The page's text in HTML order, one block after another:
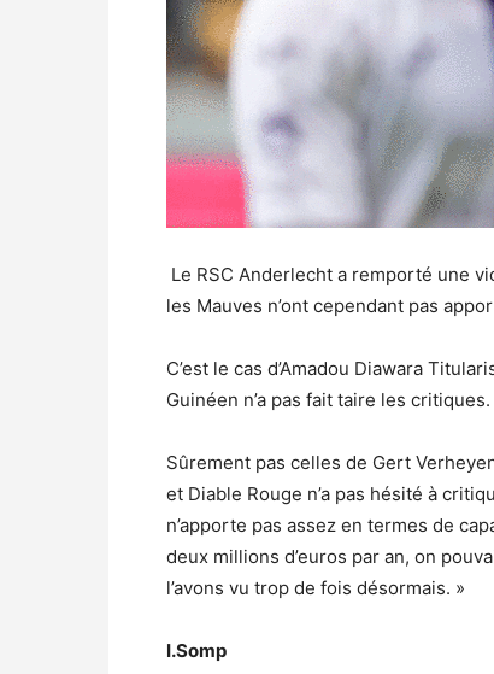
Le RSC Anderlecht a remporté une
les Mauves n’ont cependant pas
C’est le cas d’Amadou Diawara
Guinéen n’a pas fait taire les critiques.
Sûrement pas celles de Gert
et Diable Rouge n’a pas hésité à
n’apporte pas assez en termes de
deux millions d’euros par an, on
l’avons vu trop de fois désormais. »
I.Somp